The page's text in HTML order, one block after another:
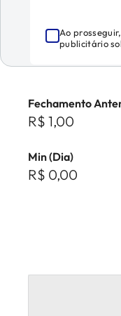
Ao
publicitário
Fechamento
R$ 1,00
Min (Dia)
R$ 0,00